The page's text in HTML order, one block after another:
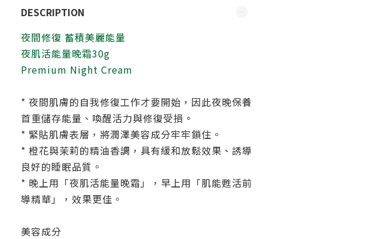
DESCRIPTION
夜間修復 蓄積美麗能量
夜肌活能量晚霜30g
Premium Night Cream
* 夜間肌膚的自我修復工作才要開始，因此夜晚保養
首重儲存能量、喚醒活力與修復受損。
* 緊貼肌膚表層，將潤澤美容成分牢牢鎖住。
* 橙花與茉莉的精油香調，具有緩和放鬆效果、誘導
良好的睡眠品質。
* 晚上用「夜肌活能量晚霜」，早上用「肌能甦活前
導精華」，效果更佳。
美容成分